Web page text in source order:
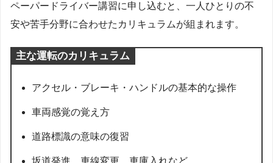
ペーパードライバー講習に申し込むと、一人ひとりの不
安や苦手分野に合わせたカリキュラムが組まれます。
主な運転のカリキュラム
アクセル・ブレーキ・ハンドルの基本的な操作
車両感覚の覚え方
道路標識の意味の復習